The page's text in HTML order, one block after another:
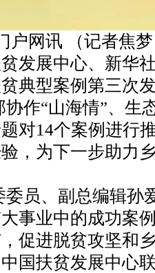
户网讯 （记者焦
发展中心、新华
典型案例第三次
作“山海情”、生
对14个案例进行
，为下一步助力
员、副总编辑孙
事业中的成功案
促进脱贫攻坚和
国扶贫发展中心